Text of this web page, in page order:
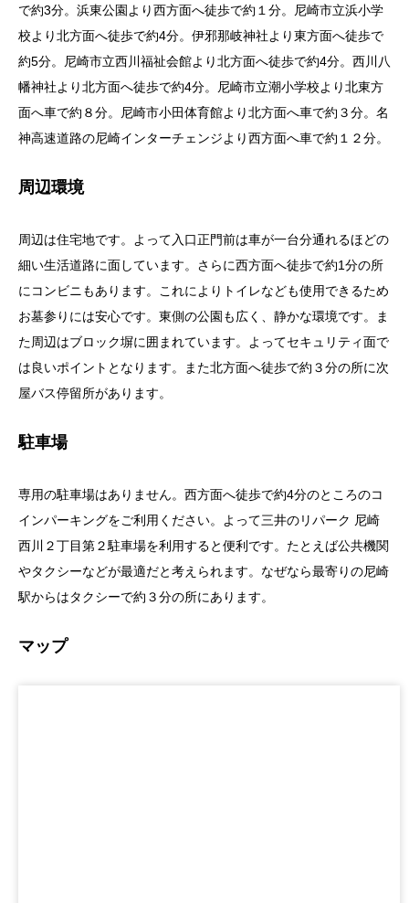
で約3分。浜東公園より西方面へ徒歩で約１分。尼崎市立浜小学
校より北方面へ徒歩で約4分。伊邪那岐神社より東方面へ徒歩で
約5分。尼崎市立西川福祉会館より北方面へ徒歩で約4分。西川八
幡神社より北方面へ徒歩で約4分。尼崎市立潮小学校より北東方
面へ車で約８分。尼崎市小田体育館より北方面へ車で約３分。名
神高速道路の尼崎インターチェンジより西方面へ車で約１２分。
周辺環境
周辺は住宅地です。よって入口正門前は車が一台分通れるほどの
細い生活道路に面しています。さらに西方面へ徒歩で約1分の所
にコンビニもあります。これによりトイレなども使用できるため
お墓参りには安心です。東側の公園も広く、静かな環境です。ま
た周辺はブロック塀に囲まれています。よってセキュリティ面で
は良いポイントとなります。また北方面へ徒歩で約３分の所に次
屋バス停留所があります。
駐車場
専用の駐車場はありません。西方面へ徒歩で約4分のところのコ
インパーキングをご利用ください。よって三井のリパーク 尼崎
西川２丁目第２駐車場を利用すると便利です。たとえば公共機関
やタクシーなどが最適だと考えられます。なぜなら最寄りの尼崎
駅からはタクシーで約３分の所にあります。
マップ